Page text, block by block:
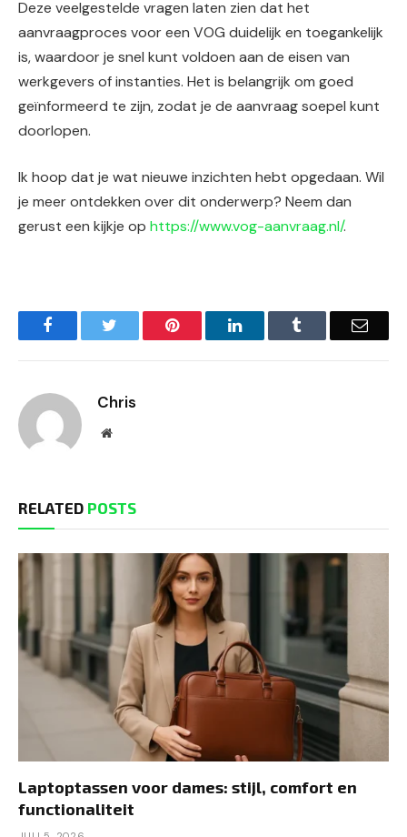
Deze veelgestelde vragen laten zien dat het
aanvraagproces voor een VOG duidelijk en toegankelijk
is, waardoor je snel kunt voldoen aan de eisen van
werkgevers of instanties. Het is belangrijk om goed
geïnformeerd te zijn, zodat je de aanvraag soepel kunt
doorlopen.
Ik hoop dat je wat nieuwe inzichten hebt opgedaan. Wil
je meer ontdekken over dit onderwerp? Neem dan
gerust een kijkje op https://www.vog-aanvraag.nl/.
Facebook Pinterest LinkedIn Email
Chris
Website
RELATED POSTS
Laptoptassen voor dames: stijl, comfort en
functionaliteit